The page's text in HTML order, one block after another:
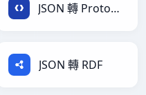
JSON 轉 Protobuf
JSON 轉 RDF